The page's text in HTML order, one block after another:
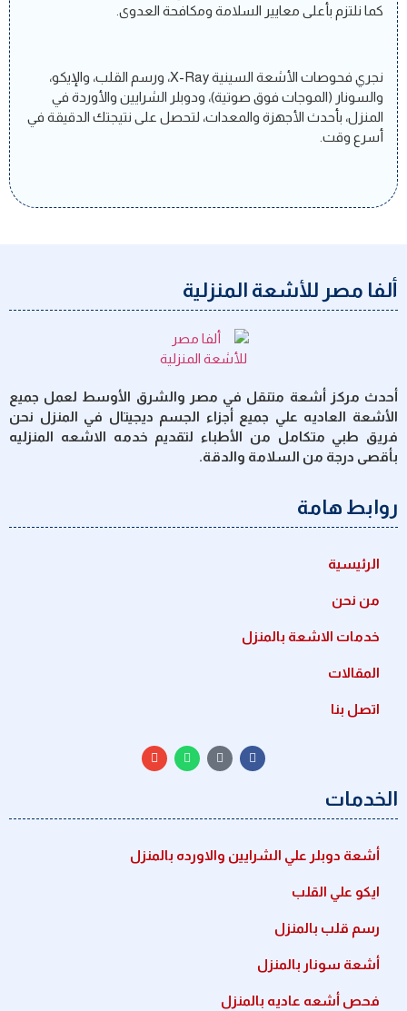
كما نلتزم بأعلى معايير السلامة ومكافحة العدوى.
نجري فحوصات الأشعة السينية X-Ray، ورسم القلب، والإيكو،
والسونار (الموجات فوق صوتية)، ودوبلر الشرايين والأوردة في
المنزل، بأحدث الأجهزة والمعدات، لتحصل على نتيجتك الدقيقة في
أسرع وقت.
ألفا مصر للأشعة المنزلية
أحدث مركز أشعة متنقل في مصر والشرق الأوسط لعمل جميع
الأشعة العاديه علي جميع أجزاء الجسم ديجيتال في المنزل نحن
فريق طبي متكامل من الأطباء لتقديم خدمه الاشعه المنزليه
بأقصى درجة من السلامة والدقة.
روابط هامة
الرئيسية
من نحن
خدمات الاشعة بالمنزل
المقالات
اتصل بنا
الخدمات
أشعة دوبلر علي الشرايين والاورده بالمنزل
ايكو علي القلب
رسم قلب بالمنزل
أشعة سونار بالمنزل
فحص أشعه عاديه بالمنزل